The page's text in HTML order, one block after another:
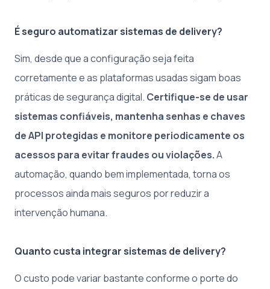
É seguro automatizar sistemas de delivery?
Sim, desde que a configuração seja feita
corretamente e as plataformas usadas sigam boas
práticas de segurança digital. Certifique-se de usar
sistemas confiáveis, mantenha senhas e chaves
de API protegidas e monitore periodicamente os
acessos para evitar fraudes ou violações.A
automação, quando bem implementada, torna os
processos ainda mais seguros por reduzir a
intervenção humana.
Quanto custa integrar sistemas de delivery?
O custo pode variar bastante conforme o porte do